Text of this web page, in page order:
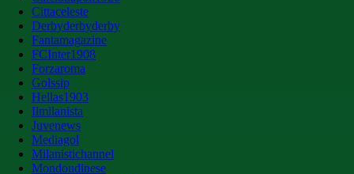
Cittaceleste
Derbyderbyderby
Fantamagazine
FCInter1908
Forzaroma
Golssip
Hellas1903
Ilmilanista
Juvenews
Mediagol
Milanistichannel
Mondoudinese